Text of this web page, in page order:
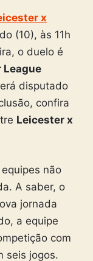
x
(10), às 11h
o duelo é
League
disputado
confira
Leicester x
não
A saber, o
jornada
a equipe
com
seis jogos.